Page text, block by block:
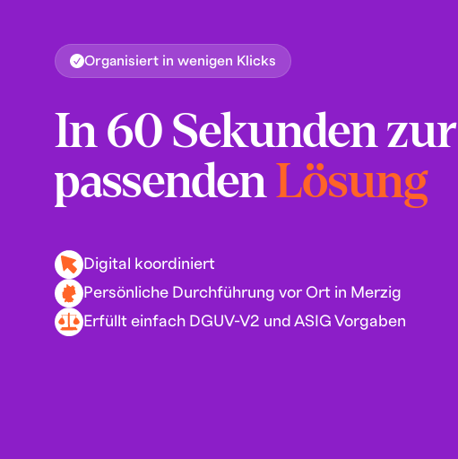
Organisiert in wenigen Klicks
In 60 Sekunden zur
passendenLösung
Digital koordiniert
Persönliche Durchführung vor Ort in Merzig
Erfüllt einfach DGUV-V2 und ASIG Vorgaben